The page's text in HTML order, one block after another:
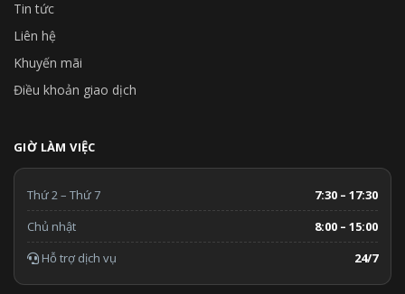
Tin tức
Liên hệ
Khuyến mãi
Điều khoản giao dịch
GIỜ LÀM VIỆC
Thứ 2 – Thứ 7
7:30 – 17:30
Chủ nhật
8:00 – 15:00
Hỗ trợ dịch vụ
24/7